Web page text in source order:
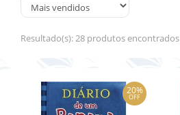
Resultado(s):28 produtos encontrados
20%
OFF